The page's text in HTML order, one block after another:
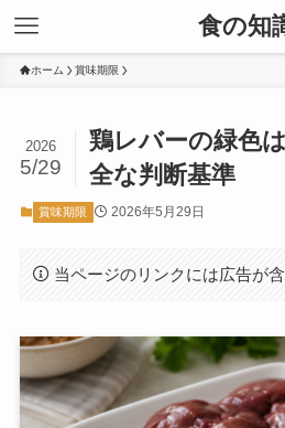
食の知
ホーム 賞味期限
鶏レバーの緑色
全な判断基準
2026
5/29
賞味期限 2026年5月29日
当ページのリンクには広告が含